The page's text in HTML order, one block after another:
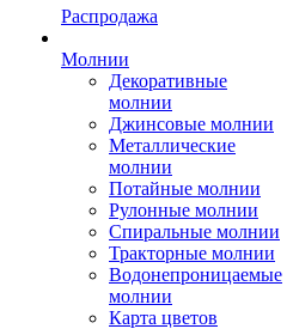
Распродажа
Молнии
Декоративные
молнии
Джинсовые молнии
Металлические
молнии
Потайные молнии
Рулонные молнии
Спиральные молнии
Тракторные молнии
Водонепроницаемые
молнии
Карта цветов